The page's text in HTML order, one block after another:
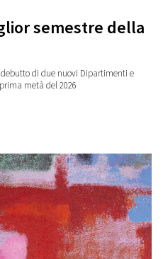
semestre della
di due nuovi Dipartimenti e
metà del 2026